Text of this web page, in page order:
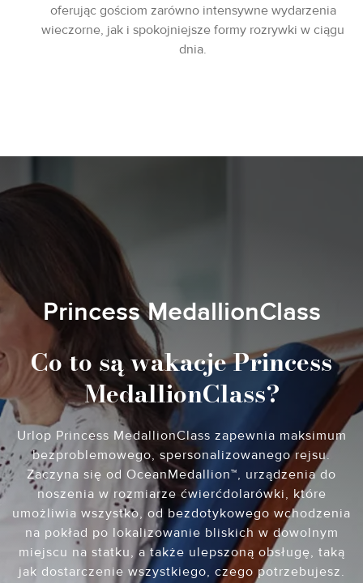
oferując gościom zarówno intensywne wydarzenia
wieczorne, jak i spokojniejsze formy rozrywki w ciągu
dnia.
Princess MedallionClass
Co to są wakacje Princess
MedallionClass?
Urlop Princess MedallionClass zapewnia maksimum
bezproblemowego, spersonalizowanego rejsu.
Zaczyna się od OceanMedallion™, urządzenia do
noszenia w rozmiarze ćwierćdolarówki, które
umożliwia wszystko, od bezdotykowego wchodzenia
na pokład po lokalizowanie bliskich w dowolnym
miejscu na statku, a także ulepszoną obsługę, taką
jak dostarczenie wszystkiego, czego potrzebujesz.